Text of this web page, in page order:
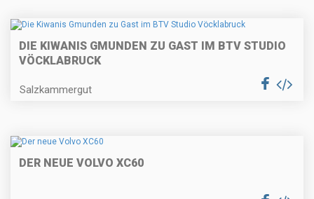
DIE KIWANIS GMUNDEN ZU GAST IM BTV STUDIO
VÖCKLABRUCK
Salzkammergut
DER NEUE VOLVO XC60